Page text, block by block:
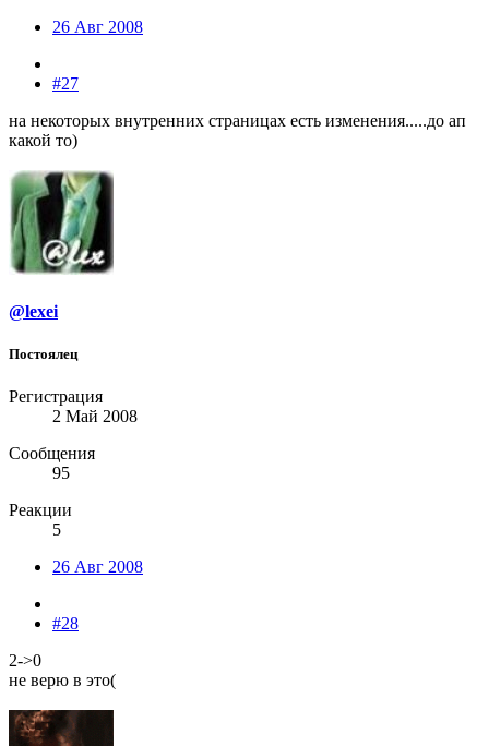
26 Авг 2008
#27
на некоторых внутренних страницах есть изменения.....до ап
какой то)
@lexei
Постоялец
Регистрация
2 Май 2008
Сообщения
95
Реакции
5
26 Авг 2008
#28
2->0
не верю в это(